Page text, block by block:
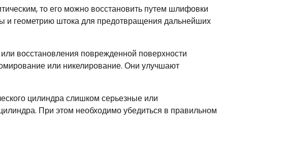
то его можно восстановить путем шлифовки
и геометрию штока для предотвращения дальнейших
восстановления поврежденной поверхности
или никелирование. Они улучшают
цилиндра слишком серьезные или
При этом необходимо убедиться в правильном